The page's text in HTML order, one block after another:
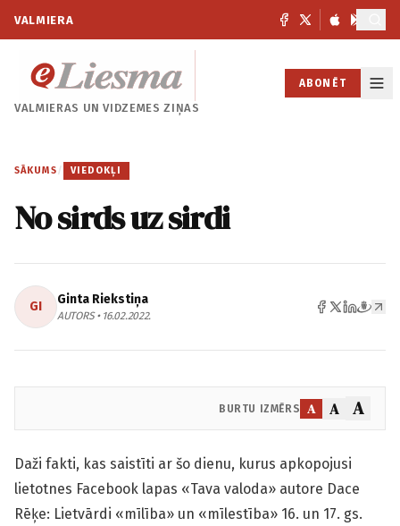
VALMIERA
VALMIERAS UNVIDZEMES ZIŅAS
ABONĒT
SĀKUMS / VIEDOKĻI
No sirds uz sirdi
GI Ginta Riekstiņa
AUTORS • 16.02.2022.
BURTU IZMĒRS A A A
Daži fakti, kas saistīti ar šo dienu, kurus apkopojusi
lietotnes Facebook lapas «Tava valoda» autore Dace
Rēķe: Lietvārdi «mīlība» un «mīlestība» 16. un 17. gs.